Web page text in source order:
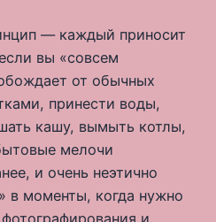
— каждый приносит
вы «совсем
от обычных
принести воды,
кашу, вымыть котлы,
мелочи
и очень неэтично
в моменты, когда нужно